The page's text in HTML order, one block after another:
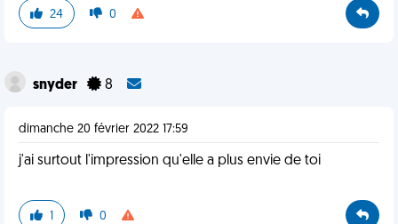
24 0
snyder 8
dimanche 20 février 2022 17:59
j'ai surtout l'impression qu'elle a plus envie de toi
1 0